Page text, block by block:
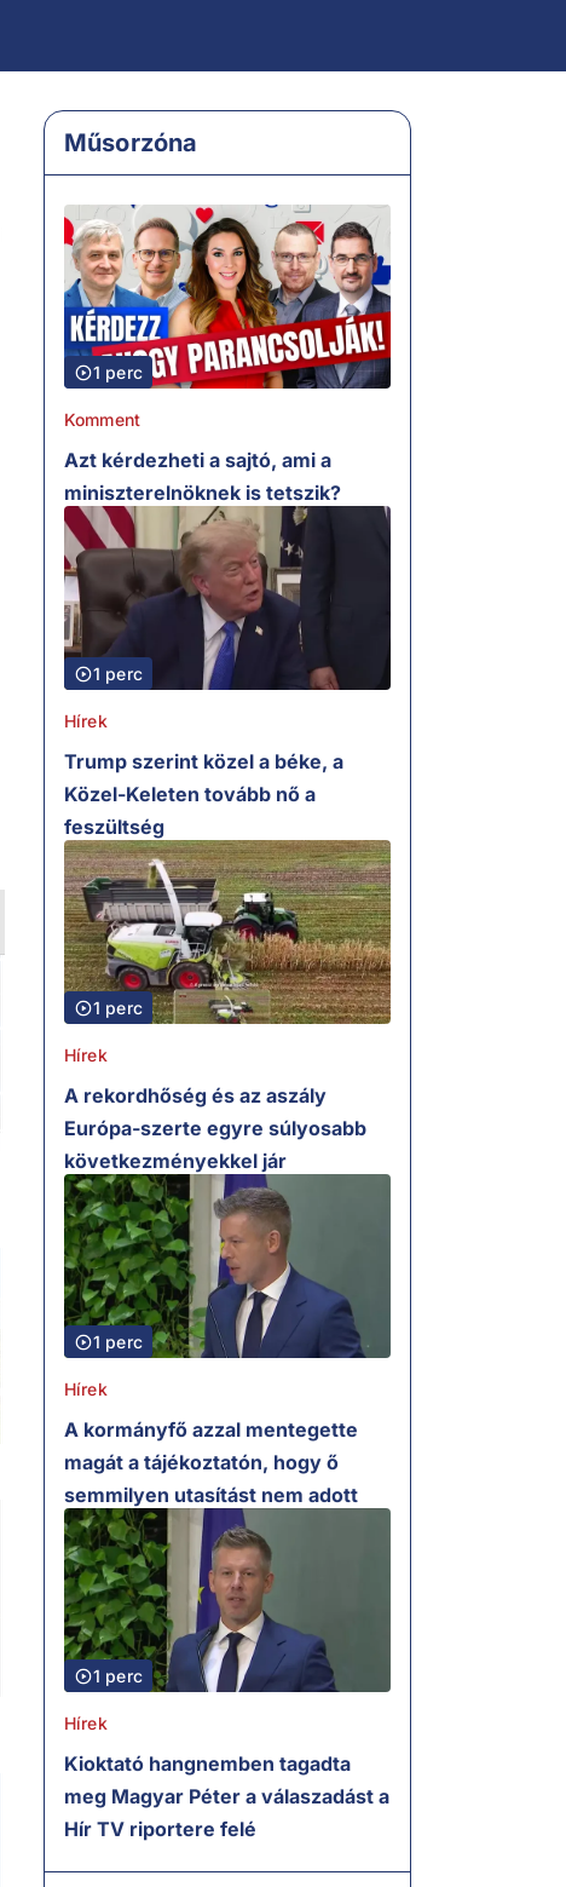
Műsorzóna
1 perc
Komment
Azt kérdezheti a sajtó, ami a
miniszterelnöknek is tetszik?
1 perc
Hírek
Trump szerint közel a béke, a
Közel-Keleten tovább nő a
feszültség
1 perc
Hírek
A rekordhőség és az aszály
Európa-szerte egyre súlyosabb
következményekkel jár
1 perc
Hírek
A kormányfő azzal mentegette
magát a tájékoztatón, hogy ő
semmilyen utasítást nem adott
1 perc
Hírek
Kioktató hangnemben tagadta
meg Magyar Péter a válaszadást a
Hír TV riportere felé